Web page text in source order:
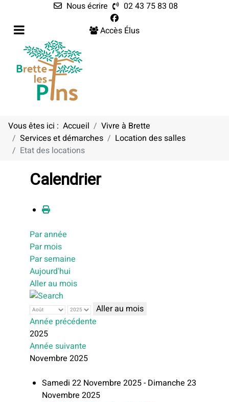
Nous écrire
02 43 75 83 08
Accès Élus
Vous êtes ici : Accueil
Vivre à Brette
Services et démarches
Location des salles
Etat des locations
Calendrier
Par année
Par mois
Par semaine
Aujourd'hui
Aller au mois
Aller au mois
Année précédente
2025
Année suivante
Novembre 2025
Samedi 22 Novembre 2025 - Dimanche 23
Novembre 2025